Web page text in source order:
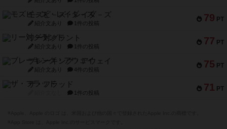
79 PT
モズビ－ズ・レイダ－ズ
紹介文あり 1件の投稿
77 PT
リー対グラント
紹介文あり 1件の投稿
75 PT
ブレーキング・アウェイ
紹介文あり 4件の投稿
71 PT
ザ・フラッド
1件の投稿